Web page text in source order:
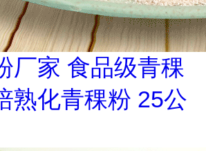
厂家 食品级青稞
熟化青稞粉 25公